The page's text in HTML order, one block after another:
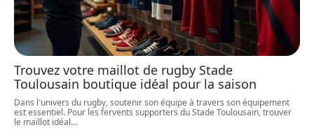
Trouvez votre maillot de rugby Stade
Toulousain boutique idéal pour la saison
Dans l'univers du rugby, soutenir son équipe à travers son équipement
est essentiel. Pour les fervents supporters du Stade Toulousain, trouver
le maillot idéal…